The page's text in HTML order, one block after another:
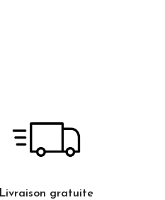
Livraison gratuite